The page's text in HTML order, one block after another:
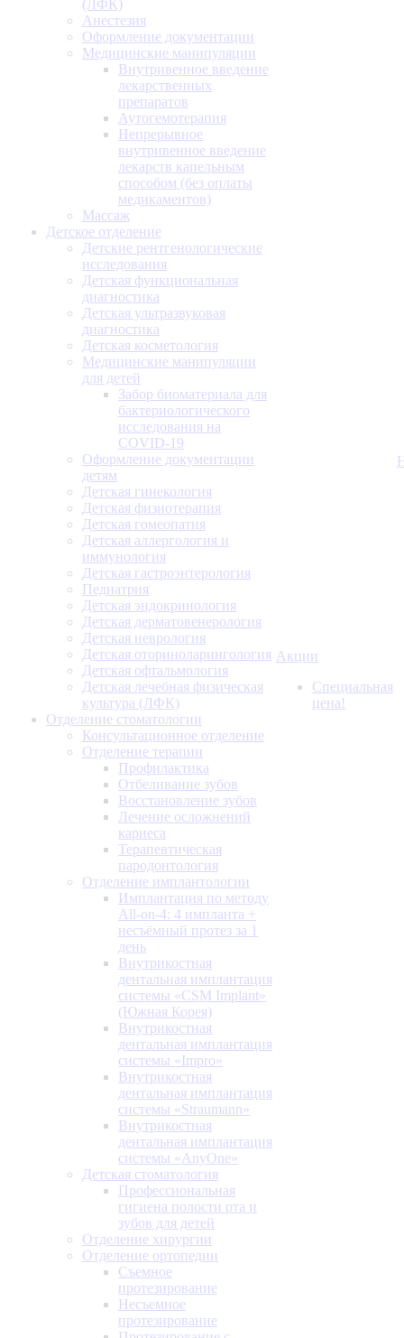
(ЛФК)
Анестезия
Оформление документации
Медицинские манипуляции
Внутривенное введение
лекарственных
препаратов
Аутогемотерапия
Непрерывное
внутривенное введение
лекарств капельным
способом (без оплаты
медикаментов)
Массаж
Детское отделение
Детские рентгенологические
исследования
Детская функциональная
диагностика
Детская ультразвуковая
диагностика
Детская косметология
Медицинские манипуляции
для детей
Забор биоматериала для
бактериологического
исследования на
COVID-19
Оформление документации
детям
Детская гинекология
Детская физиотерапия
Детская гомеопатия
Детская аллергология и
иммунология
Детская гастроэнтерология
Педиатрия
Детская эндокринология
Детская дерматовенерология
Детская неврология
Детская оториноларингология
Детская офтальмология
Детская лечебная физическая
культура (ЛФК)
Отделение стоматологии
Консультационное отделение
Отделение терапии
Профилактика
Отбеливание зубов
Восстановление зубов
Лечение осложнений
кариеса
Терапевтическая
пародонтология
Отделение имплантологии
Имплантация по методу
All-on-4: 4 импланта +
несъёмный протез за 1
день
Внутрикостная
дентальная имплантация
системы «CSM Implant»
(Южная Корея)
Внутрикостная
дентальная имплантация
системы «Impro»
Внутрикостная
дентальная имплантация
системы «Straumann»
Внутрикостная
дентальная имплантация
системы «AnyOne»
Детская стоматология
Профессиональная
гигиена полости рта и
зубов для детей
Отделение хирургии
Отделение ортопедии
Съемное
протезирование
Несъемное
протезирование
Акции
Специальная
цена!